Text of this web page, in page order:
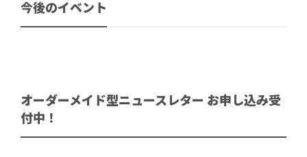
今後のイベント
オーダーメイド型ニュースレター お申し込み受
付中！